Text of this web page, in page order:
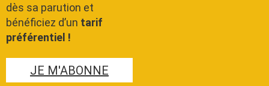
dès sa parution et
bénéficiez d’un tarif
préférentiel !
JE M'ABONNE